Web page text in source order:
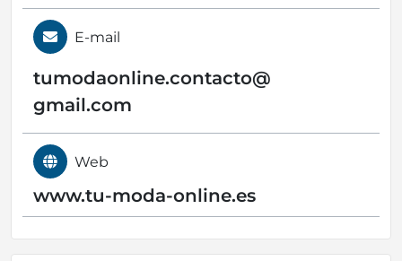
E-mail
tumodaonline.contacto@
gmail.com
Web
www.tu-moda-online.es